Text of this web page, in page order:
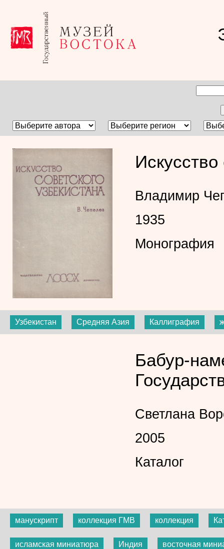
Искусство
Владимир
1935
Монография
Узбекистан Средняя Азия Каллиграфия
Бабур-
Светлана
2005
Каталог
манускрипт коллекция ГМВ коллекция
исламская миниатюра Индия восточная